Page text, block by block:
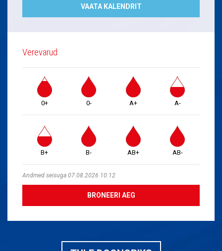
VAATA KALENDRIT
Verevarud
0+ 0- A+ A-
B+ B- AB+ AB-
Andmed seisuga 07.08.2026 10:12
BRONEERI AEG